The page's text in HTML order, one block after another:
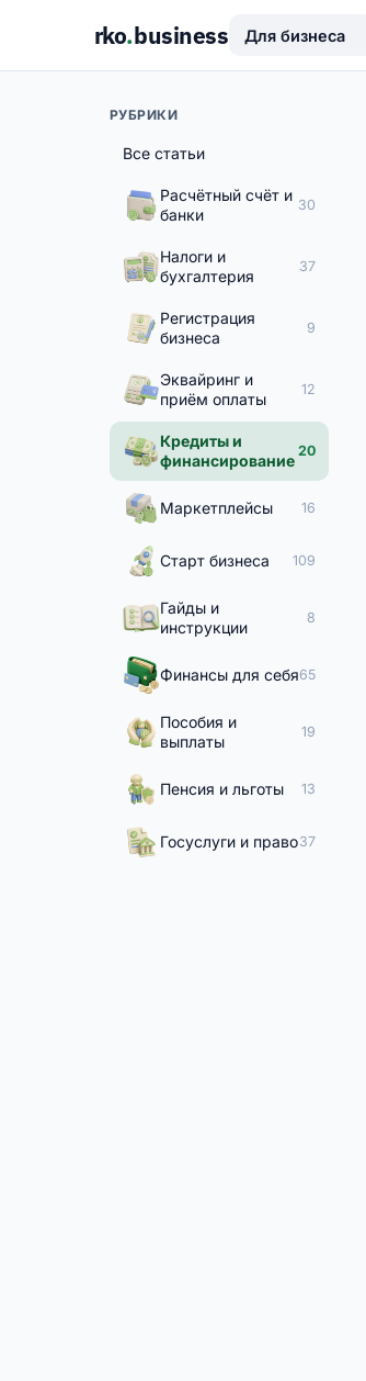
rko.business Для бизнеса
РУБРИКИ
Все статьи
Расчётный счёт и
банки
30
Налоги и
бухгалтерия
37
Регистрация
бизнеса
9
Эквайринг и
приём оплаты
12
Кредиты и
финансирование
20
Маркетплейсы 16
Старт бизнеса 109
Гайды и
инструкции
8
Финансы для себя65
Пособия и
выплаты
19
Пенсия и льготы 13
Госуслуги и право37